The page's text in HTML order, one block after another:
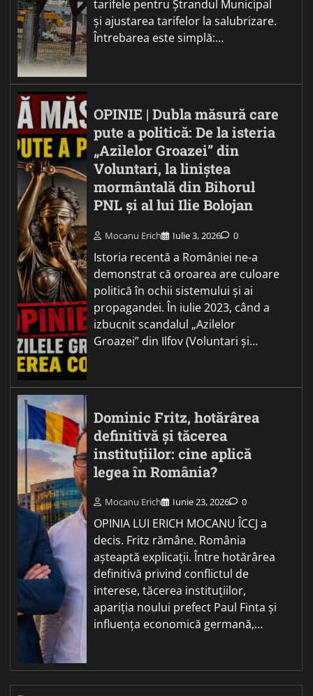
tarifele pentru Ștrandul Municipal
și ajustarea tarifelor la salubrizare.
Întrebarea este simplă:…
OPINIE | Dubla măsură care
pute a politică: De la isteria
„Azilelor Groazei” din
Voluntari, la liniștea
mormântală din Bihorul
PNL și al lui Ilie Bolojan
Mocanu Erich Iulie 3, 2026 0
Istoria recentă a României ne-a
demonstrat că oroarea are culoare
politică în ochii sistemului și ai
propagandei. În iulie 2023, când a
izbucnit scandalul „Azilelor
Groazei” din Ilfov (Voluntari și…
Dominic Fritz, hotărârea
definitivă și tăcerea
instituțiilor: cine aplică
legea în România?
Mocanu Erich Iunie 23, 2026 0
OPINIA LUI ERICH MOCANU ÎCCJ a
decis. Fritz rămâne. România
așteaptă explicații. Între hotărârea
definitivă privind conflictul de
interese, tăcerea instituțiilor,
apariția noului prefect Paul Finta și
influența economică germană,…